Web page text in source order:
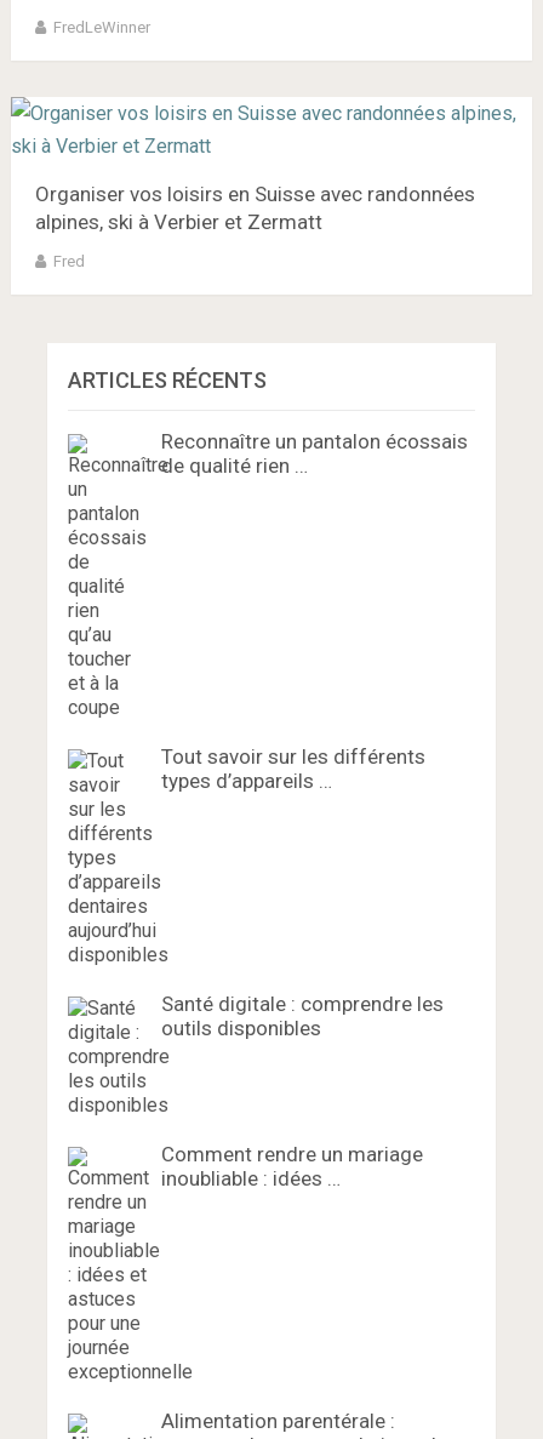
FredLeWinner
Organiser vos loisirs en Suisse avec randonnées
alpines, ski à Verbier et Zermatt
Fred
ARTICLES RÉCENTS
Reconnaître un pantalon écossais
de qualité rien …
Tout savoir sur les différents
types d’appareils …
Santé digitale : comprendre les
outils disponibles
Comment rendre un mariage
inoubliable : idées …
Alimentation parentérale :